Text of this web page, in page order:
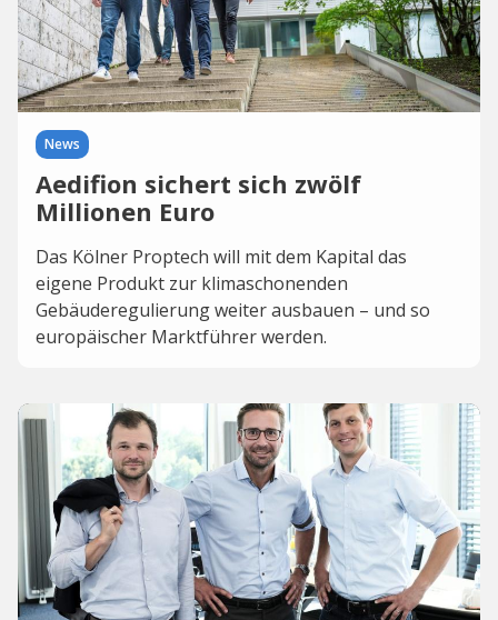
News
Aedifion sichert sich zwölf
Millionen Euro
Das Kölner Proptech will mit dem Kapital das
eigene Produkt zur klimaschonenden
Gebäuderegulierung weiter ausbauen – und so
europäischer Marktführer werden.